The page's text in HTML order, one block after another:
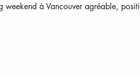
à Vancouver agréable,